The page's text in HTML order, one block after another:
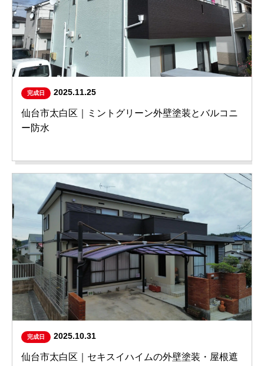
完成日 2025.11.25
仙台市太白区｜ミントグリーン外壁塗装とバルコニ
ー防水
完成日 2025.10.31
仙台市太白区｜セキスイハイムの外壁塗装・屋根遮